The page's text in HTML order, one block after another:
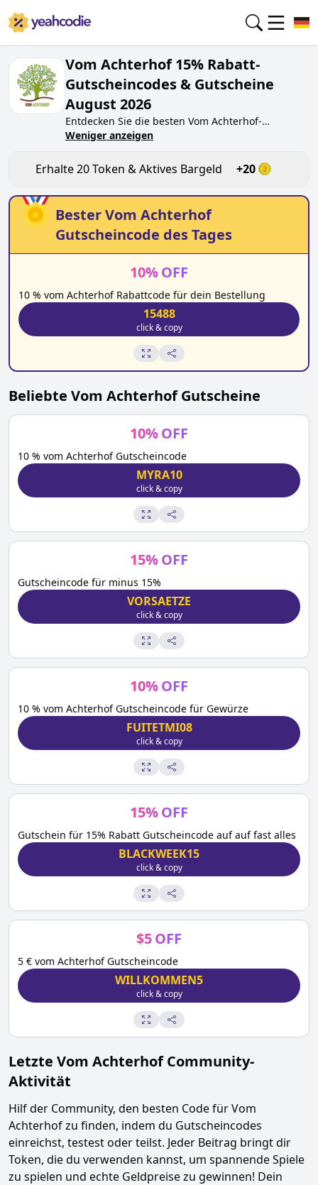
Vom Achterhof 15% Rabatt-
Gutscheincodes & Gutscheine
August 2026
Entdecken Sie die besten Vom Achterhof-
Gutscheincodes von heute für
verdienen Sie Token beivom-achterhof.de, indem
Sie den Code testen. Erhalten Sie Belohnungen,
wenn SieVom Achterhof-Gutscheincodes
einreichen und anderen Käufern beim Sparen
helfen.
Weniger anzeigen
Erhalte20Token & Aktives Bargeld +20
BesterVom Achterhof
Gutscheincode des Tages
10%OFF
10 % vom Achterhof Rabattcode für dein Bestellung
15488
click & copy
Beliebte Vom AchterhofGutscheine
10%OFF
10 % vom Achterhof Gutscheincode
MYRA10
click & copy
15%OFF
Gutscheincode für minus 15%
VORSAETZE
click & copy
10%OFF
10 % vom Achterhof Gutscheincode für Gewürze
FUITETMI08
click & copy
15%OFF
Gutschein für 15% Rabatt Gutscheincode auf auf fast alles
BLACKWEEK15
click & copy
$5OFF
5 € vom Achterhof Gutscheincode
WILLKOMMEN5
click & copy
Letzte Vom AchterhofCommunity-
Aktivität
Hilf der Community, den besten Code fürVom
Achterhofzu finden, indem du Gutscheincodes
einreichst, testest oder teilst. Jeder Beitrag bringt dir
Token, die du verwenden kannst, um spannende Spiele
zu spielen und echte Geldpreise zu gewinnen! Dein